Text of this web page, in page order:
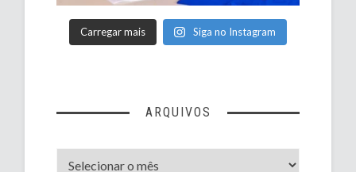
Carregar mais Siga no Instagram
ARQUIVOS